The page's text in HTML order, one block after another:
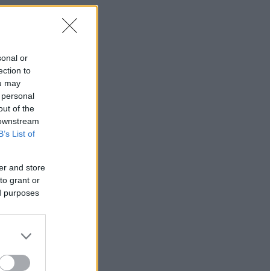
or
to
may
of the
List of
and store
grant or
purposes